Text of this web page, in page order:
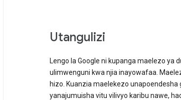
Utangulizi
Lengo la Google ni kupanga maelezo ya
ulimwenguni kwa njia inayowafaa.
hizo. Kuanzia maelekezo
yanajumuisha vitu vilivyo karibu nawe,